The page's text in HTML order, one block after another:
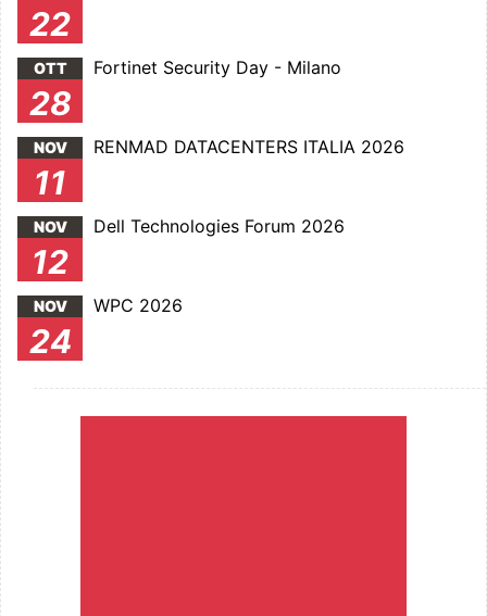
22
OTT
28
Fortinet Security Day - Milano
NOV
11
RENMAD DATACENTERS ITALIA 2026
NOV
12
Dell Technologies Forum 2026
NOV
24
WPC 2026